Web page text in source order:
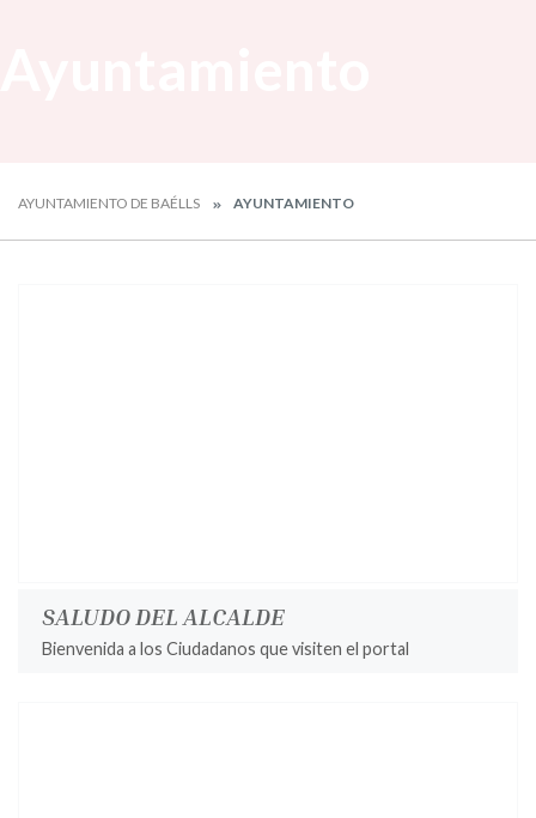
AYUNTAMIENTO DE BAÉLLS AYUNTAMIENTO
SALUDO DEL ALCALDE
Bienvenida a los Ciudadanos que visiten el portal